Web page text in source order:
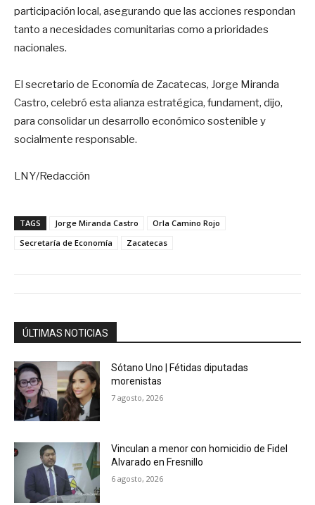
participación local, asegurando que las acciones respondan
tanto a necesidades comunitarias como a prioridades
nacionales.
El secretario de Economía de Zacatecas, Jorge Miranda
Castro, celebró esta alianza estratégica, fundament, dijo,
para consolidar un desarrollo económico sostenible y
socialmente responsable.
LNY/Redacción
TAGS Jorge Miranda Castro
Orla Camino Rojo
Secretaría de Economía
Zacatecas
ÚLTIMAS NOTICIAS
Sótano Uno | Fétidas diputadas
morenistas
7 agosto, 2026
Vinculan a menor con homicidio de Fidel
Alvarado en Fresnillo
6 agosto, 2026